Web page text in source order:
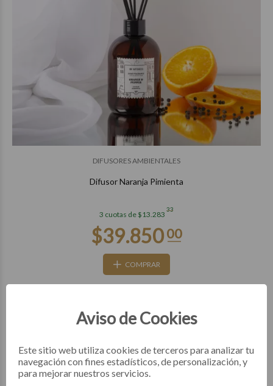
DIFUSORES AMBIENTALES
Difusor Naranja Pimienta
3 cuotas de $13.283
33
COMPRAR
Aviso de Cookies
Este sitio web utiliza cookies de terceros para analizar tu
navegación con fines estadísticos, de personalización, y
para mejorar nuestros servicios.